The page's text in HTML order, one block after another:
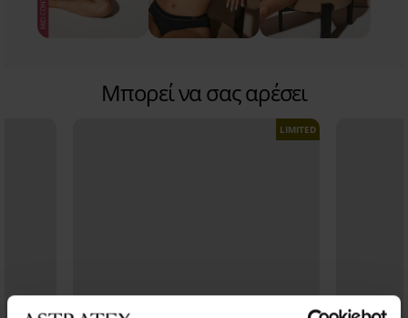
Μπορεί να σας αρέσει
LIMITED